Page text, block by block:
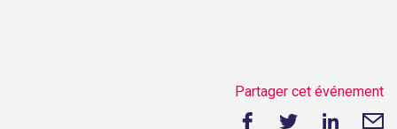
Partager cet événement